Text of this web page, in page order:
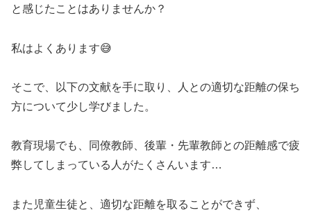
と感じたことはありませんか？
私はよくあります😅
そこで、以下の文献を手に取り、人との適切な距離の保ち
方について少し学びました。
教育現場でも、同僚教師、後輩・先輩教師との距離感で疲
弊してしまっている人がたくさんいます…
また児童生徒と、適切な距離を取ることができず、